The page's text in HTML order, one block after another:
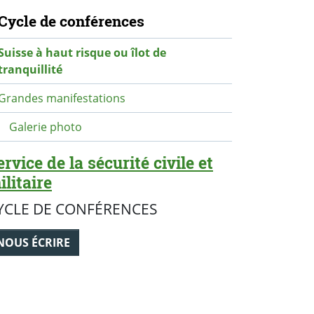
secondaire
de conférences
à haut risque ou îlot de
manifestations
Galerie photo
de la sécurité civile et
DE CONFÉRENCES
ÉCRIRE